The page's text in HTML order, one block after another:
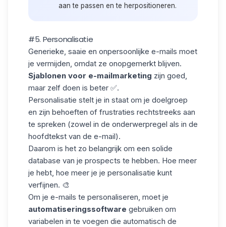
aan te passen en te herpositioneren.
#5. Personalisatie
Generieke, saaie en onpersoonlijke e-mails moet
je vermijden, omdat ze onopgemerkt blijven.
Sjablonen voor e-mailmarketing zijn goed,
maar zelf doen is beter ✅.
Personalisatie stelt je in staat om je doelgroep
en zijn behoeften of frustraties rechtstreeks aan
te spreken (zowel in de onderwerpregel als in de
hoofdtekst van de e-mail).
Daarom is het zo belangrijk om een solide
database van je prospects te hebben. Hoe meer
je hebt, hoe meer je je personalisatie kunt
verfijnen. 🎨
Om je e-mails te personaliseren, moet je
automatiseringssoftware gebruiken om
variabelen in te voegen die automatisch de